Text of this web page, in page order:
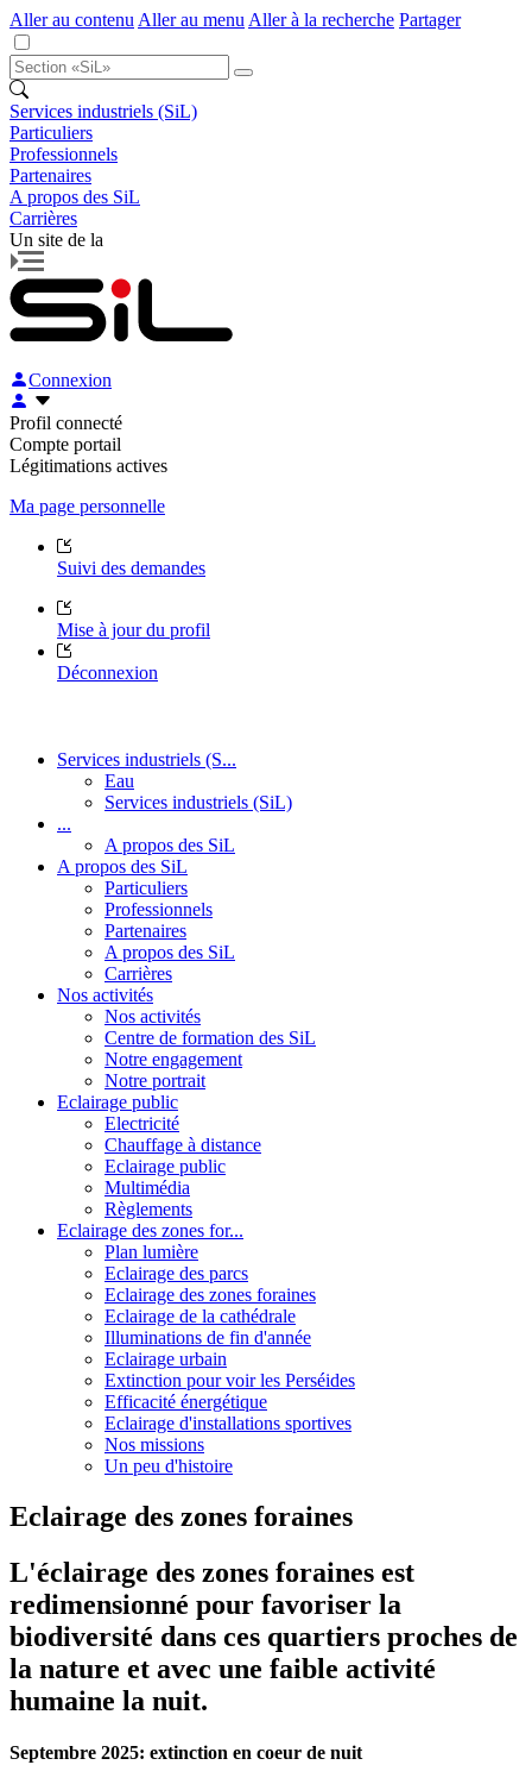
Aller au contenu Aller au menu Aller à la recherche Partager
Services industriels (SiL)
Particuliers
Professionnels
Partenaires
A propos des SiL
Carrières
Un site de la
Connexion
Profil connecté
Compte portail
Légitimations actives
Ma page personnelle
Suivi des demandes
Mise à jour du profil
Déconnexion
Services industriels (S...
Eau
Services industriels (SiL)
...
A propos des SiL
A propos des SiL
Particuliers
Professionnels
Partenaires
A propos des SiL
Carrières
Nos activités
Nos activités
Centre de formation des SiL
Notre engagement
Notre portrait
Eclairage public
Electricité
Chauffage à distance
Eclairage public
Multimédia
Règlements
Eclairage des zones for...
Plan lumière
Eclairage des parcs
Eclairage des zones foraines
Eclairage de la cathédrale
Illuminations de fin d'année
Eclairage urbain
Extinction pour voir les Perséides
Efficacité énergétique
Eclairage d'installations sportives
Nos missions
Un peu d'histoire
Eclairage des zones foraines
L'éclairage des zones foraines est
redimensionné pour favoriser la
biodiversité dans ces quartiers proches de
la nature et avec une faible activité
humaine la nuit.
Septembre 2025: extinction en coeur de nuit